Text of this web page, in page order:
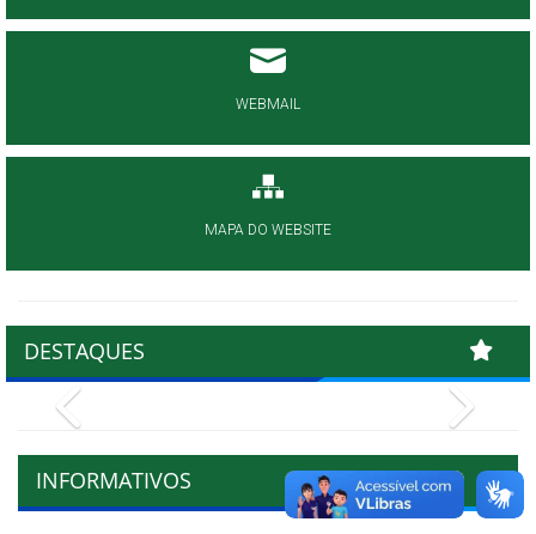
WEBMAIL
MAPA DO WEBSITE
DESTAQUES
INFORMATIVOS